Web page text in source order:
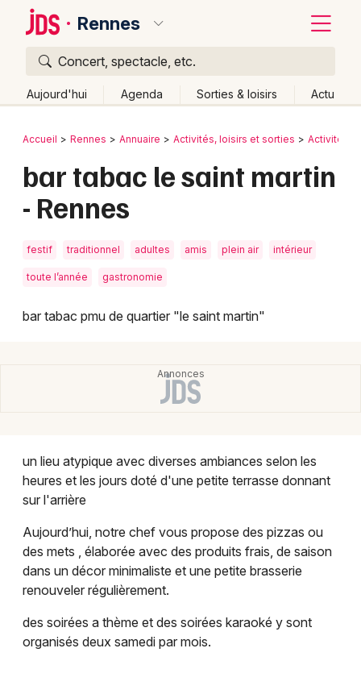
Rennes
Concert, spectacle, etc.
Aujourd'hui Agenda Sorties & loisirs Actu
Publier un événement
Activité & Expérience
Manifestations
Sports
Soirées
Sorties famille
Expos
Sorties & loisirs
Bordeaux
Colmar
Paris
Strasbourg
Toulouse
Toutes les villes
Retour
Accueil Rennes Annuaire Activités, loisirs et sorties Activités
bar tabac le saint martin
- Rennes
festif traditionnel adultes amis plein air intérieur
toute l’année gastronomie
bar tabac pmu de quartier "le saint martin"
un lieu atypique avec diverses ambiances selon les
heures et les jours doté d'une petite terrasse donnant
sur l'arrière
Aujourd’hui, notre chef vous propose des pizzas ou
des mets , élaborée avec des produits frais, de saison
dans un décor minimaliste et une petite brasserie
renouveler régulièrement.
des soirées a thème et des soirées karaoké y sont
organisés deux samedi par mois.
Quoi ?
Où ?
Partout
Près de moi Changer de lieu
Quand ?